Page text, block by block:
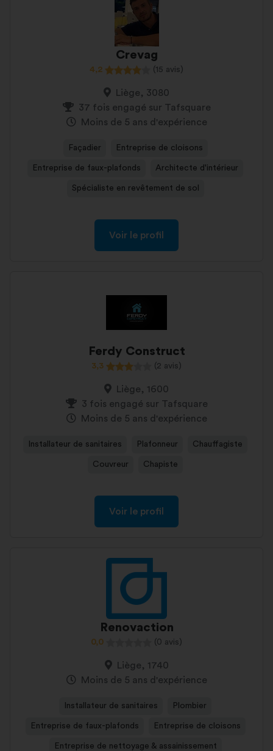
Crevag
4,2 (15 avis)
Liège, 3080
37 fois engagé sur Tafsquare
Moins de 5 ans d'expérience
Façadier Entreprise de cloisons
Entreprise de faux-plafonds Architecte d'intérieur
Spécialiste en revêtement de sol
Voir le profil
Ferdy Construct
3,3 (2 avis)
Liège, 1600
3 fois engagé sur Tafsquare
Moins de 5 ans d'expérience
Installateur de sanitaires Plafonneur Chauffagiste
Couvreur Chapiste
Voir le profil
Renovaction
0,0 (0 avis)
Liège, 1740
Moins de 5 ans d'expérience
Installateur de sanitaires Plombier
Entreprise de faux-plafonds Entreprise de cloisons
Entreprise de nettoyage & assainissement